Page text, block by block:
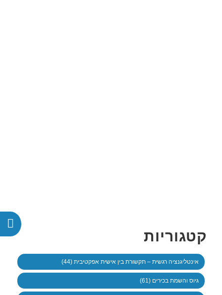
קטגוריות
אינטליגנציה רגשית – תקשורת בין אישית אפקטיבית (44)
גיוס והשמת בכירים (61)